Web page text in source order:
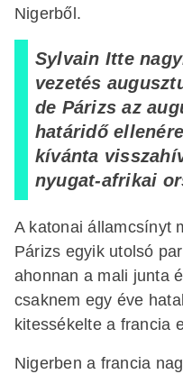
Nigerből.
Sylvain Itte
vezetés
de Párizs az
határidő
kívánta
nyugat-afrikai
A katonai államcsínyt
Párizs egyik utolsó
ahonnan a mali junta
csaknem egy éve
kitessékelte a francia
Nigerben a francia